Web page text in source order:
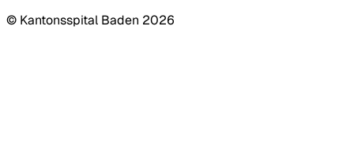
© Kantonsspital Baden 2026